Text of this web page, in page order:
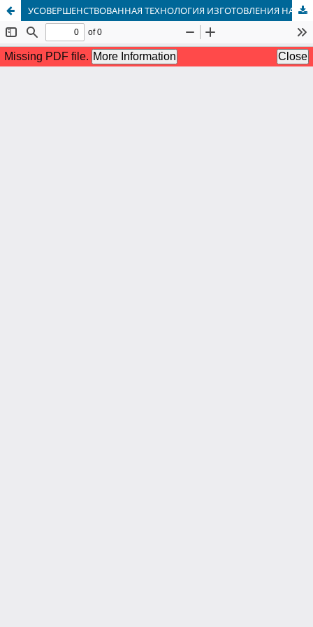
УСОВЕРШЕНСТВОВАННАЯ ТЕХНОЛОГИЯ ИЗГОТОВЛЕНИЯ НАСТОЙКИ ИЗ КОРНЯ CITRULLUS COLOCYNTHIS (АРАВАНСКИЙ РАЙОН, ОШСКАЯ ОБЛАСТЬ, КЫРГЫЗСТАН)